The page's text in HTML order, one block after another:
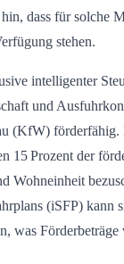
dass für solche
stehen.
intelligenter
und
(KfW) förderfähig.
15 Prozent der
Wohneinheit
(iSFP) kann
was Förderbeträge